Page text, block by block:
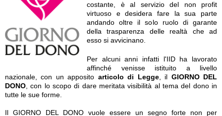
costante, è al servizio del non profit
virtuoso e desidera fare la sua parte
andando oltre il solo ruolo di garante
della trasparenza delle realtà che ad
esso si avvicinano.
Per alcuni anni infatti l'IID ha lavorato
affinché venisse istituito a livello
nazionale, con un apposito articolo di Legge, il GIORNO DEL
DONO , con lo scopo di dare meritata visibilità al tema del dono in
tutte le sue forme.
Il GIORNO DEL DONO vuole essere un segno forte non per